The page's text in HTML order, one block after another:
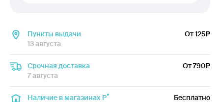
Пункты выдачи
13 августа
От 125
Срочная доставка
7 августа
От 790
Наличие в магазинах Р
Бесплатно